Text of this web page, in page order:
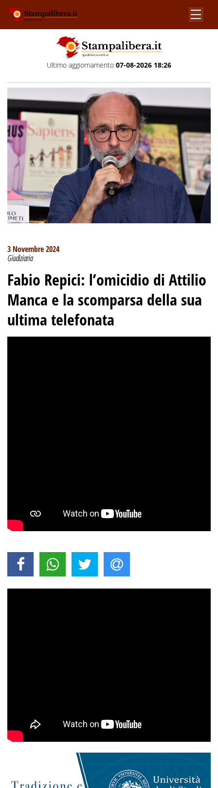
Ultimo aggiornamento 07-08-2026 18:26
3 Novembre 2024
Giudiziaria
Fabio Repici: l’omicidio di Attilio
Manca e la scomparsa della sua
ultima telefonata